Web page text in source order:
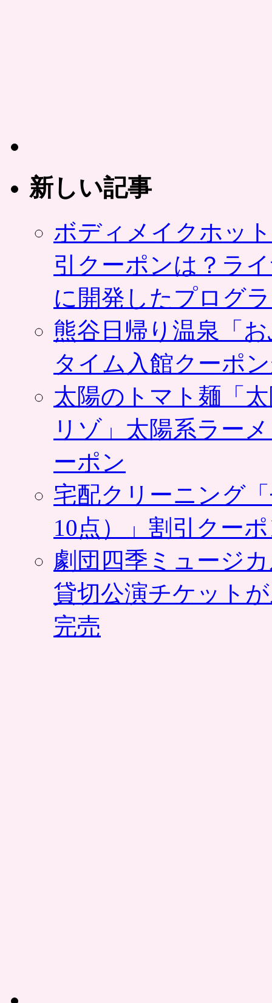
新しい記事
ボディメイクホッ
引クーポンは？ラ
に開発したプログ
熊谷日帰り温泉「
タイム入館クーポ
太陽のトマト麺「
リゾ」太陽系ラー
ーポン
宅配クリーニング
10点）」割引クー
劇団四季ミュージ
貸切公演チケット
完売